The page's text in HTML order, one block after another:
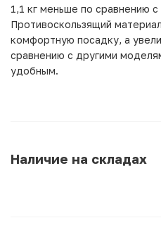
1,1 кг меньше по сравнению
Противоскользящий
комфортную посадку, а
сравнению с другими
удобным.
Наличие на складах